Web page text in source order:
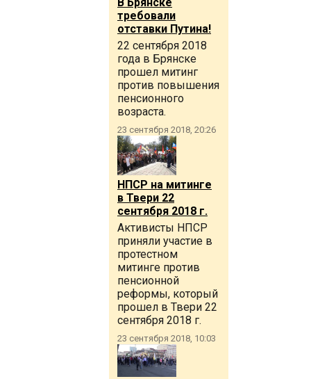
требовали
отставки Путина!
22 сентября 2018
года в Брянске
прошел митинг
против повышения
пенсионного
возраста.
23 сентября 2018, 20:26
НПСР на митинге
в Твери 22
сентября 2018 г.
Активисты НПСР
приняли участие в
протестном
митинге против
пенсионной
реформы, который
прошел в Твери 22
сентября 2018 г.
23 сентября 2018, 10:03